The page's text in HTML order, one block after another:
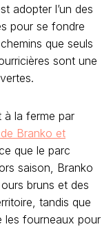
adopter l’un des
pour se fondre
que seuls
sont une
à la ferme par
Branko et
que le parc
saison, Branko
bruns et des
tandis que
les fourneaux pour